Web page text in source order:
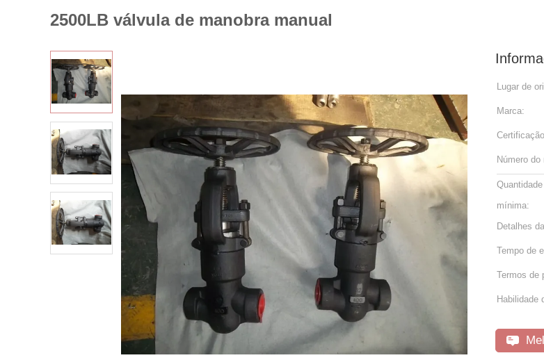
2500LB válvula de manobra manual
Lugar de
Marca:
Número do
mínima:
Detalhes
Tempo de
Termos de
Habilidade